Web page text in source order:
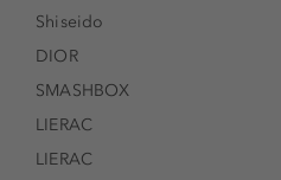
Shiseido
DIOR
SMASHBOX
LIERAC
LIERAC